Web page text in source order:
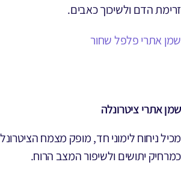
זרימת הדם ולשיכוך כאבים.
שמן אתרי פלפל שחור
שמן אתרי ציטרונלה
מכיל ניחוח לימוני חד, מופק מצמח
כמרחיק יתושים ולשיפור המצב הרוח.